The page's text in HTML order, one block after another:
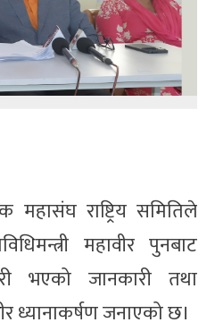
महासंघ राष्ट्रिय समितिले
महावीर पुनबाट
भएको जानकारी तथा
ध्यानाकर्षण जनाएको छ।